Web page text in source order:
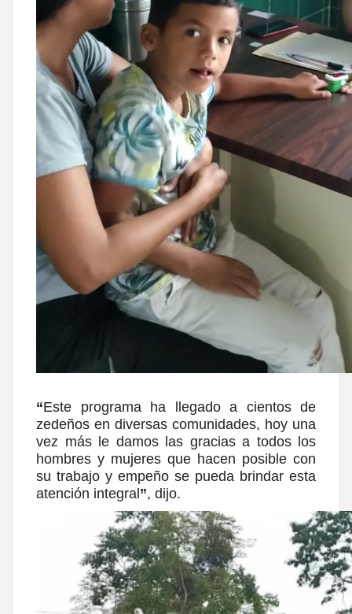
“Este programa ha llegado a cientos de
zedeños en diversas comunidades, hoy una
vez más le damos las gracias a todos los
hombres y mujeres que hacen posible con
su trabajo y empeño se pueda brindar esta
atención integral”, dijo.